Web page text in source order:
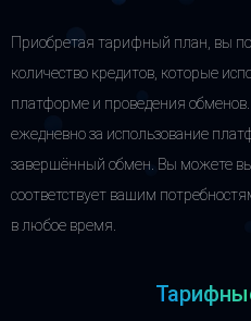
Приобретая тарифный план, вы
количество кредитов, которые
платформе и проведения
ежедневно за использование
завершённый обмен. Вы можете
соответствует вашим
в любое время.